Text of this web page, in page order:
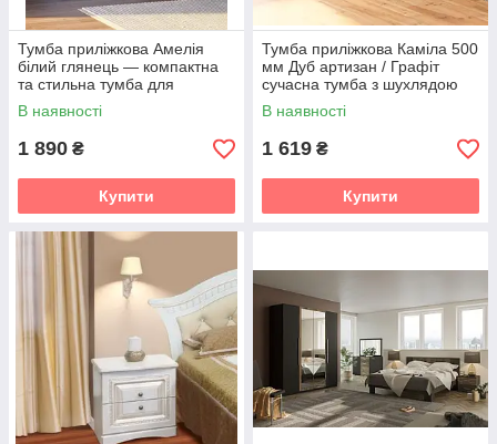
Тумба приліжкова Амелія
білий глянець — компактна
та стильна тумба для
сучасної спальні Світ меблів
В наявності
1 890 ₴
Купити
Тумба приліжкова Каміла 500
мм Дуб артизан / Графіт
сучасна тумба з шухлядою
Світ меблів
В наявності
1 619 ₴
Купити